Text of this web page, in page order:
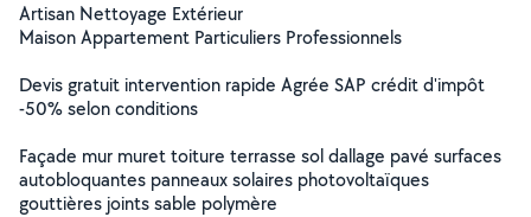
Artisan Nettoyage Extérieur
Maison Appartement Particuliers Professionnels
Devis gratuit intervention rapide Agrée SAP crédit d'impôt
-50% selon conditions
Façade mur muret toiture terrasse sol dallage pavé surfaces
autobloquantes panneaux solaires photovoltaïques
gouttières joints sable polymère